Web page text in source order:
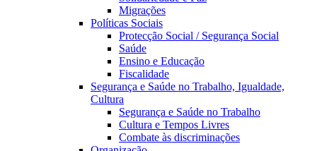
Migrações
Políticas Sociais
Protecção Social / Segurança Social
Saúde
Ensino e Educação
Fiscalidade
Segurança e Saúde no Trabalho, Igualdade,
Cultura
Segurança e Saúde no Trabalho
Cultura e Tempos Livres
Combate às discriminações